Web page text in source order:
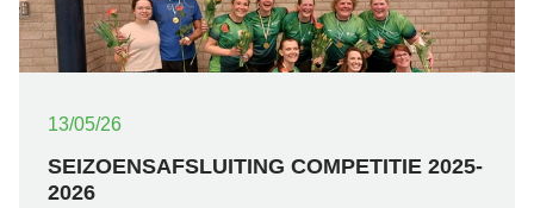
13/05/26
SEIZOENSAFSLUITING COMPETITIE 2025-
2026